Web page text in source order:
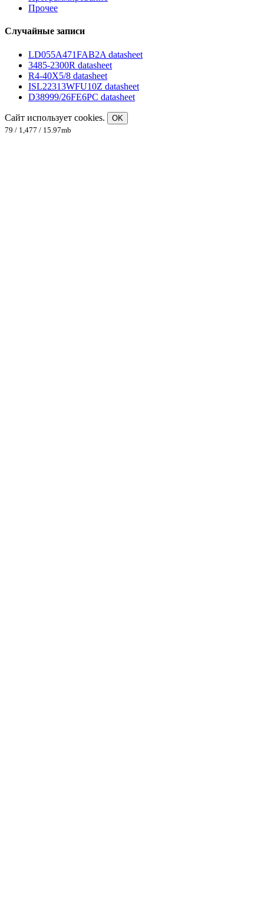
Прочее
Случайные записи
LD055A471FAB2A datasheet
3485-2300R datasheet
R4-40X5/8 datasheet
ISL22313WFU10Z datasheet
D38999/26FE6PC datasheet
Сайт использует cookies.
OK
79 / 1,477 / 15.97mb